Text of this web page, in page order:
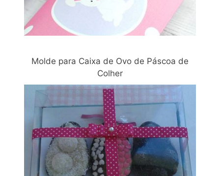
Molde para Caixa de Ovo de Páscoa de
Colher